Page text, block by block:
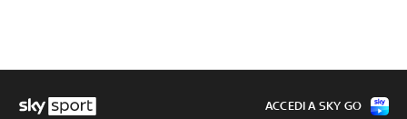
ACCEDI A SKY GO